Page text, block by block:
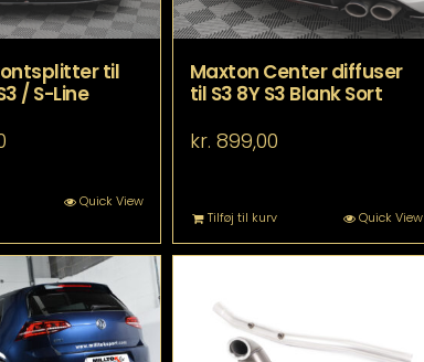
til
/ S-Line
Dette
har
flere
varianter.
Mulighederne
kan
vælges
Quick View
Maxton Center diffuser
til S3 8Y S3 Blank Sort
kr. 899,00
Tilføj til kurv Quick View